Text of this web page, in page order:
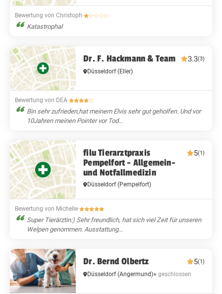
Bewertung von Christoph·
Katastrophal
Dr. F. Hackmann & Team 3.3(3)
Düsseldorf(Eller)
Bewertung von DEA·
Bin sehr zufrieden,hat meinem Elvis sehr gut geholfen. Und vor
10Jahren meinen Pointer vor Tod...
filu Tierarztpraxis
Pempelfort - Allgemein-
und Notfallmedizin
5(1)
Düsseldorf(Pempelfort)
Bewertung von Michelle·
Super Tierärztin:) Sehr freundlich, hat sich viel Zeit für unseren
Welpen genommen. Ausstattung...
Dr. Bernd Olbertz 5(1)
Düsseldorf(Angermund)● geschlossen